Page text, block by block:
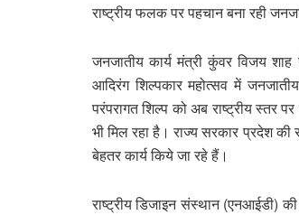
राष्ट्रीय फलक पर पहचान बना रही
जनजातीय कार्य मंत्री कुंवर विजय
आदिरंग शिल्पकार महोत्सव में
परंपरागत शिल्प को अब राष्ट्रीय स्तर
भी मिल रहा है। राज्य सरकार प्रदेश
बेहतर कार्य किये जा रहे हैं।
राष्ट्रीय डिजाइन संस्थान (एनआईडी)